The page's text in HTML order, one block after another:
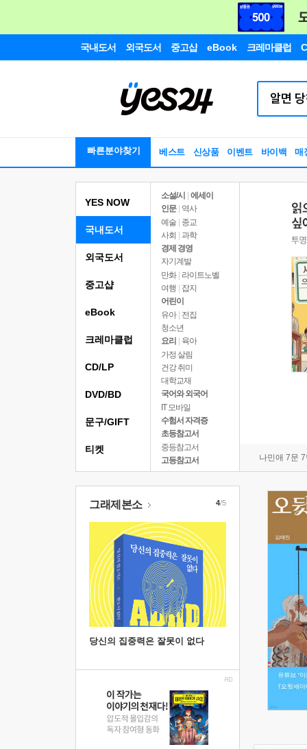
국내도서 외국도서 중고샵 eBook 크레마클럽
빠른분야찾기 베스트 신상품 이벤트 바이백 매
YES NOW
국내도서
소설/시
에세이
인문
역사
예술 | 종교
사회 | 과학
경제 경영
자기계발
만화 | 라이트노벨
여행
잡지
어린이
유아 | 전집
청소년
요리
육아
가정 살림
건강 취미
대학교재
국어와 외국어
IT 모바일
수험서 자격증
초등참고서
중등참고서
고등참고서
나민애 7문
외국도서
중고샵
eBook
크레마클럽
CD/LP
DVD/BD
문구/GIFT
티켓
그래제본소
당신의 집중력은 잘못이 없다
4/5